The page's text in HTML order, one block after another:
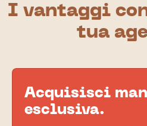
I vantaggi
tua
Acquisisci
esclusiva.